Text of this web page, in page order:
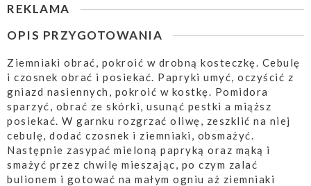
REKLAMA
OPIS PRZYGOTOWANIA
Ziemniaki obrać, pokroić w drobną kosteczkę. Cebulę
i czosnek obrać i posiekać. Papryki umyć, oczyścić z
gniazd nasiennych, pokroić w kostkę. Pomidora
sparzyć, obrać ze skórki, usunąć pestki a miąższ
posiekać. W garnku rozgrzać oliwę, zeszklić na niej
cebulę, dodać czosnek i ziemniaki, obsmażyć.
Następnie zasypać mieloną papryką oraz mąką i
smażyć przez chwilę mieszając, po czym zalać
bulionem i gotować na małym ogniu aż ziemniaki